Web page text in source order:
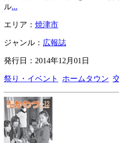
ル...
エリア： 焼津市
ジャンル： 広報誌
発行日：2014年12月01日
祭り・イベント ホームタウン